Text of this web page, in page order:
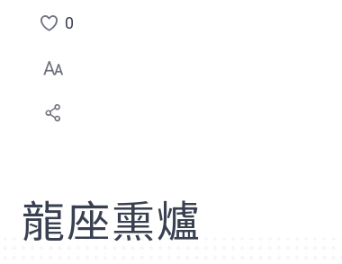
點
選
喜
0
龍座熏爐